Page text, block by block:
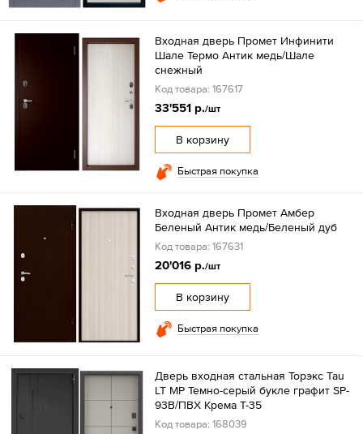
Входная дверь Промет Инфинити
Шале Термо Антик медь/Шале
снежный
Код товара: 167617
33'551 р./шт
В корзину
Быстрая покупка
Входная дверь Промет Амбер
Беленый Антик медь/Беленый дуб
Код товара: 167631
20'016 р./шт
В корзину
Быстрая покупка
Дверь входная стальная Торэкс Tau
LT MP Темно-серый букле графит SP-
93B/ПВХ Крема T-35
Код товара: 168039